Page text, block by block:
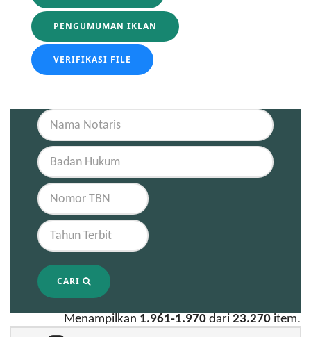
PENGUMUMAN IKLAN
VERIFIKASI FILE
CARI
Menampilkan 1.961-1.970 dari 23.270 item.